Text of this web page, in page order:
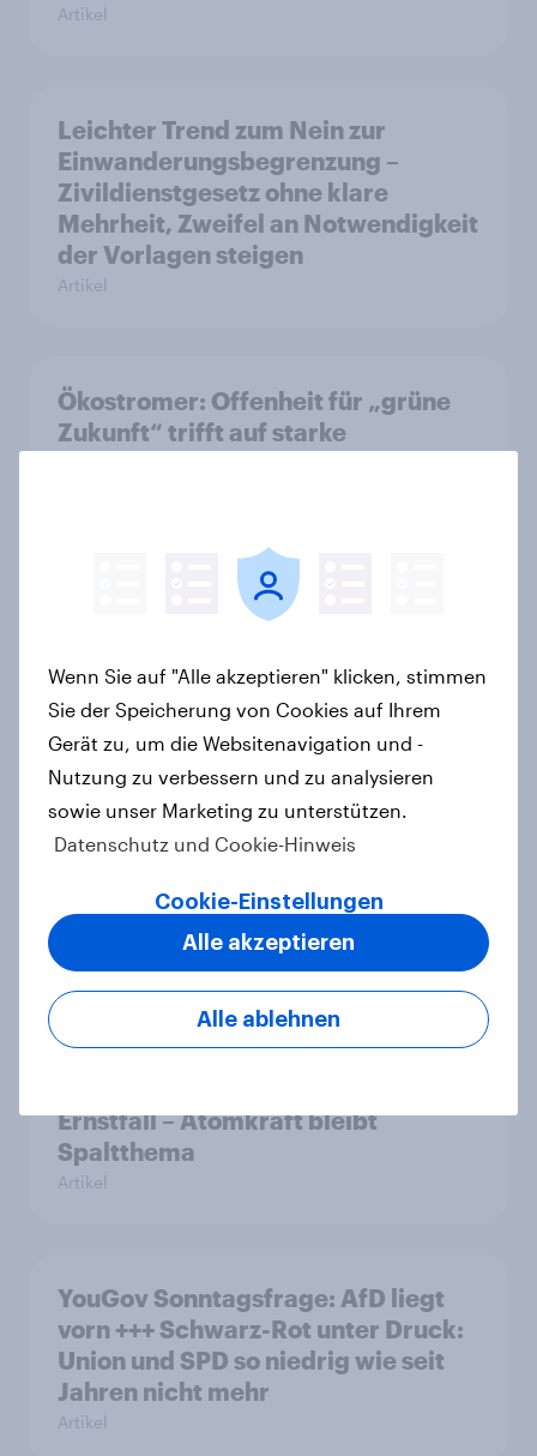
Artikel
Leichter Trend zum Nein zur
Einwanderungsbegrenzung –
Zivildienstgesetz ohne klare
Mehrheit, Zweifel an Notwendigkeit
der Vorlagen steigen
Artikel
Ökostromer: Offenheit für „grüne
Zukunft“ trifft auf starke
YouGov Sonntagsfrage Mai 2026:
Zustimmung für Friedrich Merz
sinkt weiter
Artikel
Was denkt die Schweiz über die
Änderung des Zivildienstgesetzes?
40 Jahre Tschernobyl: Atomrisiko
Ernstfall – Atomkraft bleibt
Spaltthema
Artikel
YouGov Sonntagsfrage: AfD liegt
vorn +++ Schwarz-Rot unter Druck:
Union und SPD so niedrig wie seit
Jahren nicht mehr
Artikel
Wenn Sie auf "Alle akzeptieren" klicken, stimmen
Sie der Speicherung von Cookies auf Ihrem
Gerät zu, um die Websitenavigation und -
Nutzung zu verbessern und zu analysieren
sowie unser Marketing zu unterstützen.
Datenschutz und Cookie-Hinweis
Cookie-Einstellungen
Alle ablehnen
Alle akzeptieren